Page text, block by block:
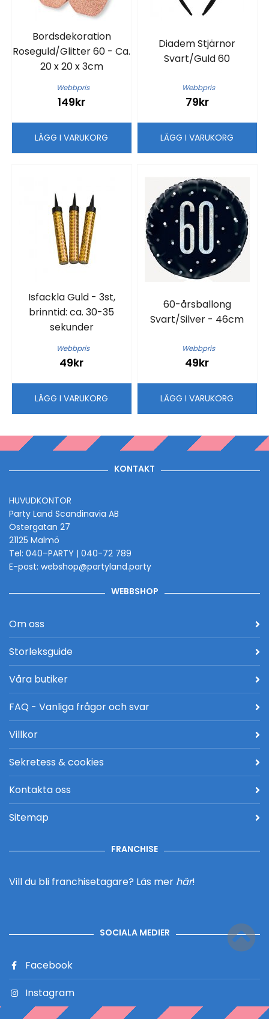
Bordsdekoration
Roseguld/Glitter 60 - Ca.
20 x 20 x 3cm
Webbpris
149kr
LÄGG I VARUKORG
Diadem Stjärnor
Svart/Guld 60
Webbpris
79kr
LÄGG I VARUKORG
Isfackla Guld - 3st,
brinntid: ca. 30-35
sekunder
Webbpris
49kr
LÄGG I VARUKORG
60-årsballong
Svart/Silver - 46cm
Webbpris
49kr
LÄGG I VARUKORG
KONTAKT
HUVUDKONTOR
Party Land Scandinavia AB
Östergatan 27
21125 Malmö
Tel: 040–PARTY | 040-72 789
E-post: webshop@partyland.party
WEBBSHOP
Om oss
Storleksguide
Våra butiker
FAQ - Vanliga frågor och svar
Villkor
Sekretess & cookies
Kontakta oss
Sitemap
FRANCHISE
Vill du bli franchisetagare? Läs mer här!
SOCIALA MEDIER
Facebook
Instagram